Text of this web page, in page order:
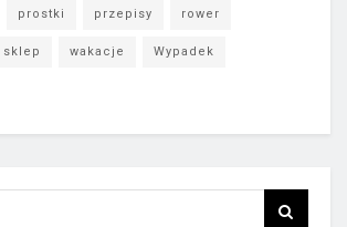
prostki przepisy rower
sklep wakacje Wypadek